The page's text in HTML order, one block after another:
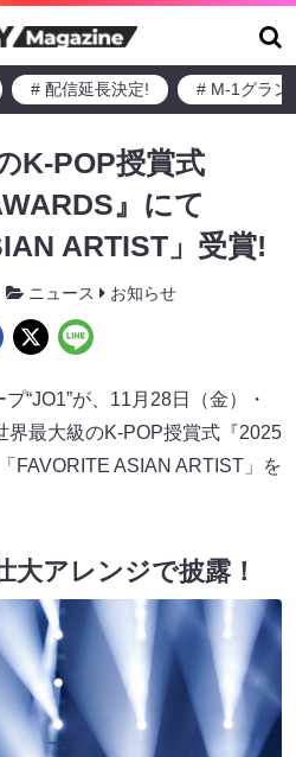
# 配信延長決定! # M-1グラン
K-POP授賞式
』にて
ARTIST」受賞!
ニュース お知らせ
“JO1”が、11月28日（金）・
界最大級のK-POP授賞式『2025
FAVORITE ASIAN ARTIST」を
大アレンジで披露！